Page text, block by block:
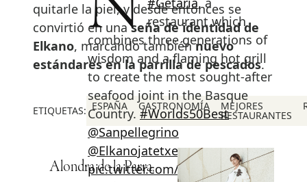
restaurant which
combines three generations of
wisdom and a flaming hot grill
to create the most sought-after
seafood joint in the Basque
Country. #Worlds50Best
@Sanpellegrino
@Elkanojatetxea
pic.twitter.com/9QJtYLfLVE
quitarle la piel, y desde entonces se
convirtió en unaseña de identidad de
Elkano, marcando tambiénnuevo
estándares en la parrilla de pescados.
ETIQUETAS: ESPAÑA GASTRONOMÍA MEJORES
RESTAURANTES
Alondra de la Parra,